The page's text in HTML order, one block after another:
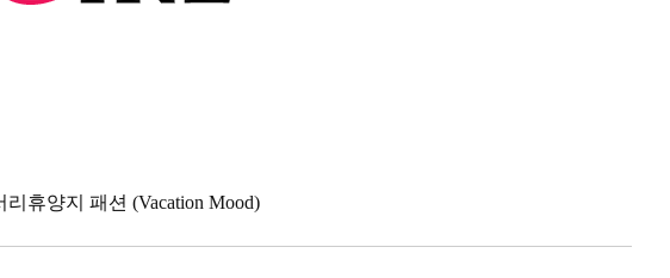
휴양지 패션 (Vacation Mood)